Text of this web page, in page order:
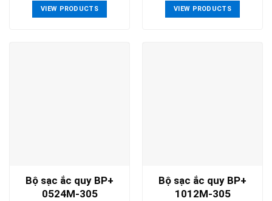
VIEW PRODUCTS VIEW PRODUCTS
Bộ sạc ắc quy BP+
0524M-305
Bộ sạc ắc quy BP+
1012M-305